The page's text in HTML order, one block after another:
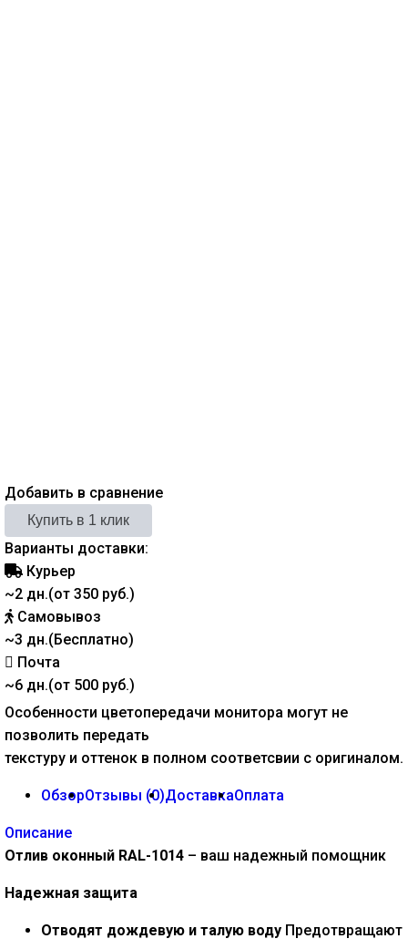
Добавить в сравнение
Варианты доставки:
Курьер
~2 дн.(от 350 руб.)
Самовывоз
~3 дн.(Бесплатно)
Почта
~6 дн.(от 500 руб.)
Особенности цветопередачи монитора могут не
позволить передать
текстуру и оттенок в полном соответсвии с оригиналом.
ОбзорОтзывы (0)ДоставкаОплата
Описание
Отлив оконный RAL-1014 – ваш надежный помощник
Надежная защита
Отводят дождевую и талую воду Предотвращают